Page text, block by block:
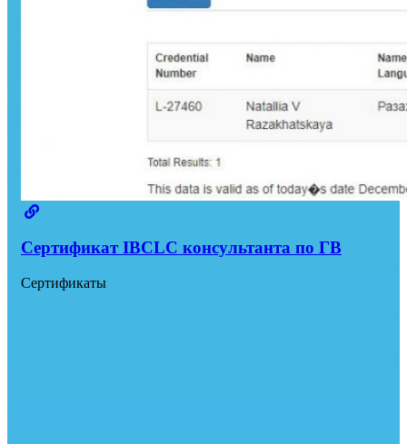
Сертификат IBCLC консультанта по ГВ
Сертификаты